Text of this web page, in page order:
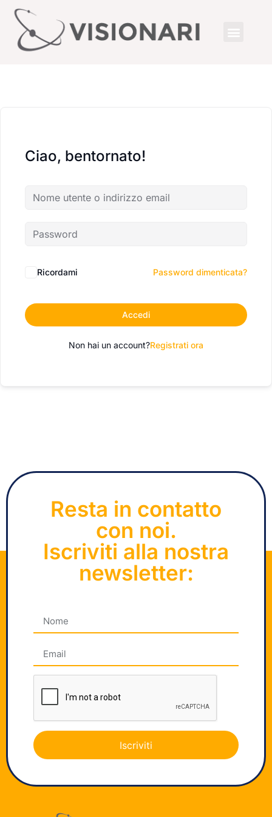
Ciao, bentornato!
Ricordami Password dimenticata?
Accedi
Non hai un account?Registrati ora
Resta in contatto
con noi.
Iscriviti alla nostra
newsletter:
Iscriviti